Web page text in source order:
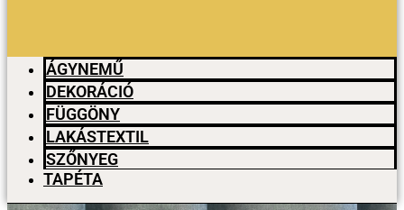
ÁGYNEMŰ
DEKORÁCIÓ
FÜGGÖNY
LAKÁSTEXTIL
SZŐNYEG
TAPÉTA